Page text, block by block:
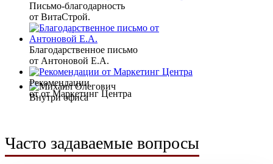
Внутри офиса
Письмо-благодарность
от ВитаСтрой.
Благодарственное письмо
от Антоновой Е.А.
Рекомендации
от от Маркетинг Центра
Часто задаваемые вопросы